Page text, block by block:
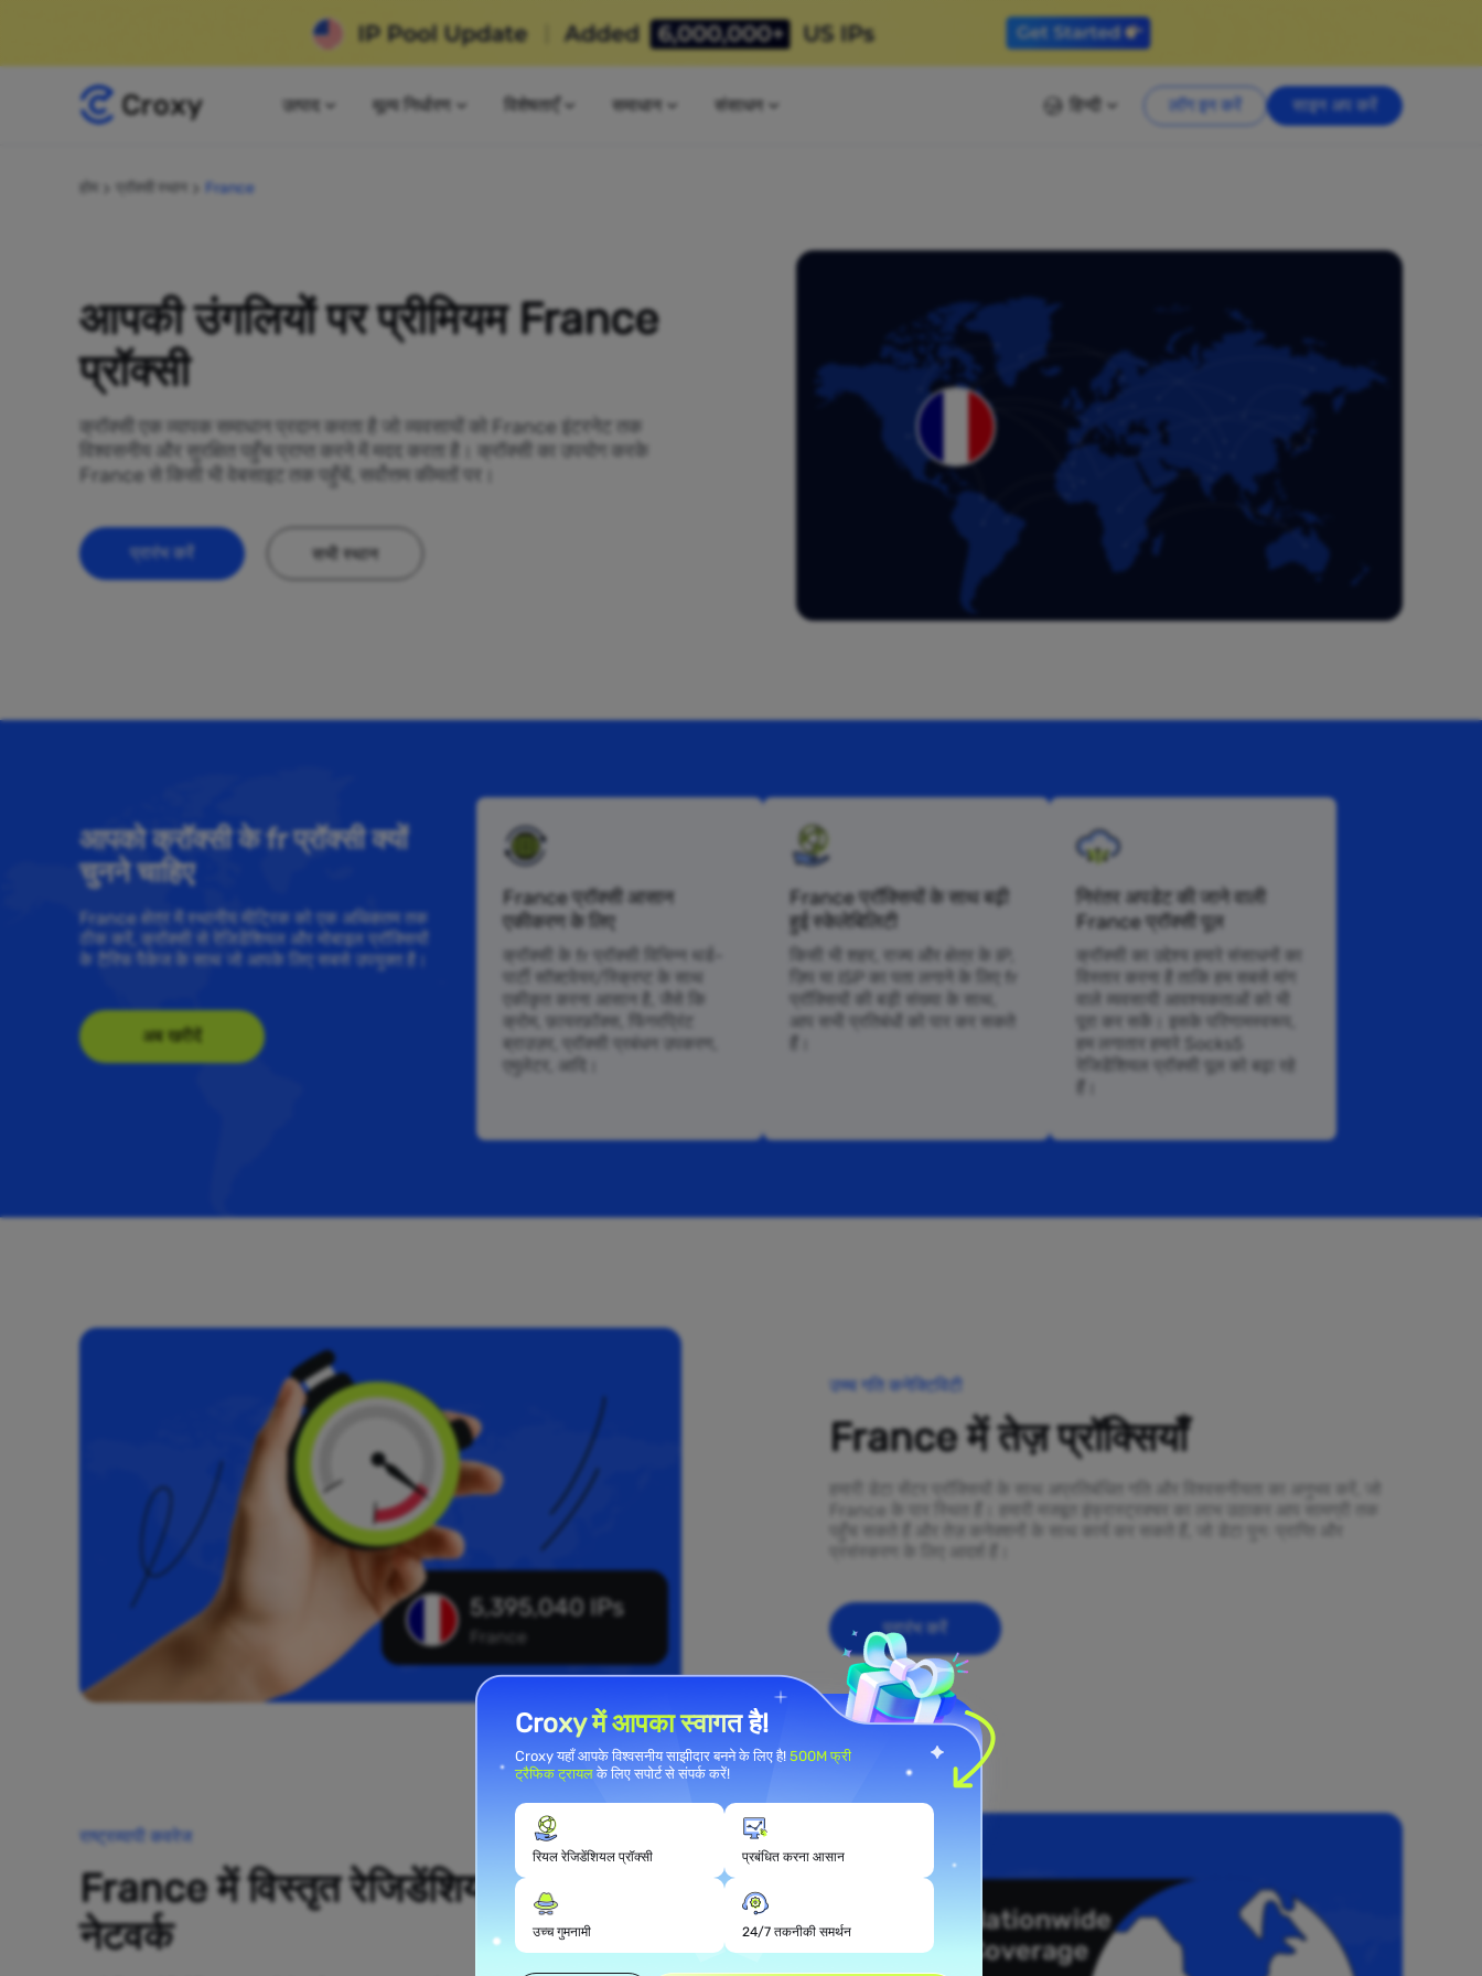
उत्पाद मूल्य निर्धारण विशेषताएँ समाधान संसाधन हिन्दी लॉग इन करें साइन अप करें
प्रॉक्सी स्थान France
आपकी उंगलियों पर प्रीमियम France
प्रॉक्सी
क्रॉक्सी एक व्यापक समाधान प्रदान करता है जो व्यवसायों को France इंटरनेट तक
विश्वसनीय और सुरक्षित पहुँच प्राप्त करने में मदद करता है। क्रॉक्सी का उपयोग करके
France से किसी भी वेबसाइट तक पहुँचें, सर्वोत्तम कीमतों पर।
प्रारंभ करें सभी स्थान
आपको क्रॉक्सी के fr प्रॉक्सी क्यों
चुनने चाहिए
France क्षेत्र में स्थानीय मीट्रिक को एक अधिकतम तक
ठीक करें, क्रॉक्सी से रेजिडेंशियल और मोबाइल प्रॉक्सियों
के टैरिफ पैकेज के साथ जो आपके लिए सबसे उपयुक्त है।
अब खरीदें
France प्रॉक्सी आसान
एकीकरण के लिए
क्रॉक्सी के fr प्रॉक्सी विभिन्न थर्ड-
पार्टी सॉफ़्टवेयर/स्क्रिप्ट के साथ
एकीकृत करना आसान है, जैसे कि
क्रोम, फ़ायरफ़ॉक्स, फिंगरप्रिंट
ब्राउज़र, प्रॉक्सी प्रबंधन उपकरण,
एमुलेटर, आदि।
France प्रॉक्सियों के साथ बढ़ी
हुई स्केलेबिलिटी
किसी भी शहर, राज्य और क्षेत्र के IP,
ज़िप या ISP का पता लगाने के लिए fr
प्रॉक्सियों की बड़ी संख्या के साथ,
आप सभी प्रतिबंधों को पार कर सकते
निरंतर अपडेट की जाने वाली
France प्रॉक्सी पूल
क्रॉक्सी का उद्देश्य हमारे संसाधनों का
विस्तार करना है ताकि हम सबसे मांग
वाले व्यवसायी आवश्यकताओं को भी
पूरा कर सकें। इसके परिणामस्वरूप,
हम लगातार हमारे Socks5
रेजिडेंशियल प्रॉक्सी पूल को बढ़ा रहे
5,395,040 IPs
France
उच्च गति कनेक्टिविटी
France में तेज़ प्रॉक्सियाँ
France के पार स्थित हैं। हमारी मजबूत इंफ्रास्ट्रक्चर का लाभ उठाकर आप सामग्री तक
पहुँच सकते हैं और तेज़ कनेक्शनों के साथ कार्य कर सकते हैं, जो डेटा पुनः प्राप्ति और
प्रारंभ करें
राष्ट्रव्यापी कवरेज
France में विस्तृत रेजिडेंशियल प्रॉक्सी
नेटवर्क
Croxy में आपका स्वागत है!
Croxy यहाँ आपके विश्वसनीय साझीदार बनने के लिए है! 500M फ्री
ट्रैफिक ट्रायलके लिए सपोर्ट से संपर्क करें!
रियल रेजिडेंशियल प्रॉक्सी प्रबंधित करना आसान
उच्च गुमनामी 24/7 तकनीकी समर्थन